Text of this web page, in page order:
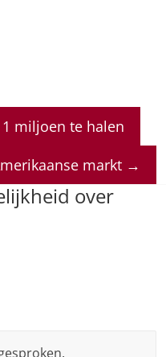
miljoen te halen
markt →
over